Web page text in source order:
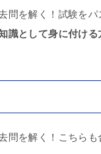
問を解く！試験を
識として身に付ける
問を解く！こちら